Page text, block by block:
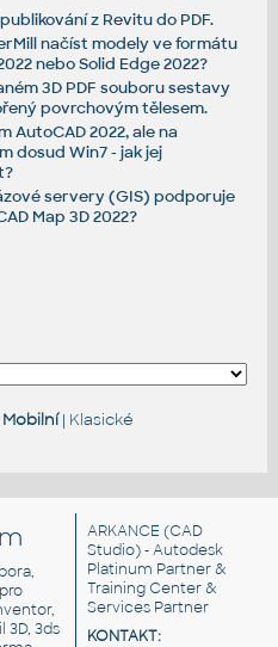
z Revitu do PDF.
načíst modely ve formátu
nebo Solid Edge 2022?
3D PDF souboru sestavy
povrchovým tělesem.
AutoCAD 2022, ale na
dosud Win7 - jak jej
servery (GIS) podporuje
Map 3D 2022?
Mobilní| Klasické
3D, 3ds
ARKANCE (CAD
Studio) - Autodesk
Platinum Partner &
Training Center &
Services Partner
KONTAKT: